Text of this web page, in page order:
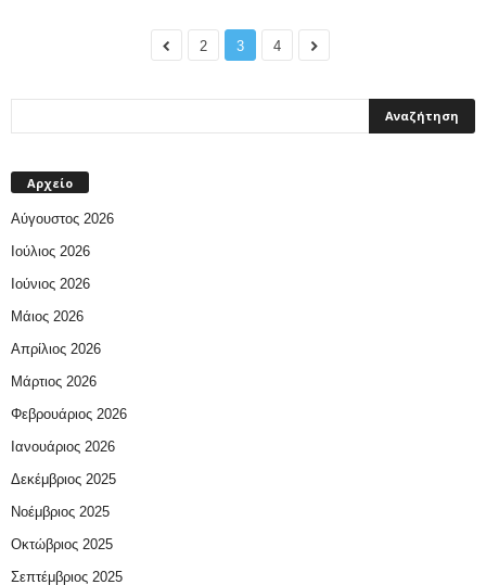
2 3 4
Αρχείο
Αύγουστος 2026
Ιούλιος 2026
Ιούνιος 2026
Μάιος 2026
Απρίλιος 2026
Μάρτιος 2026
Φεβρουάριος 2026
Ιανουάριος 2026
Δεκέμβριος 2025
Νοέμβριος 2025
Οκτώβριος 2025
Σεπτέμβριος 2025